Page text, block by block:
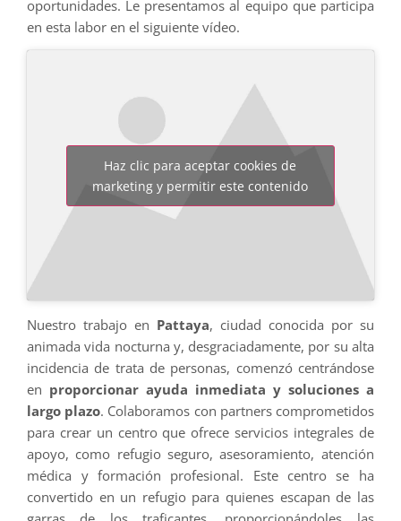
oportunidades. Le presentamos al equipo que participa
en esta labor en el siguiente vídeo.
Haz clic para aceptar cookies de
marketing y permitir este contenido
Nuestro trabajo en Pattaya, ciudad conocida por su
animada vida nocturna y, desgraciadamente, por su alta
incidencia de trata de personas, comenzó centrándose
en proporcionar ayuda inmediata y soluciones a
largo plazo. Colaboramos con partners comprometidos
para crear un centro que ofrece servicios integrales de
apoyo, como refugio seguro, asesoramiento, atención
médica y formación profesional. Este centro se ha
convertido en un refugio para quienes escapan de las